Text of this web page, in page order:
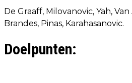
De Graaff, Milovanovic, Yah,
Brandes, Pinas, Karahasanovic.
Doelpunten: